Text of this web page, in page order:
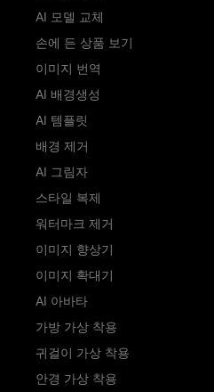
AI 모델 교체
손에 든 상품 보기
이미지 번역
AI 배경생성
AI 템플릿
배경 제거
AI 그림자
스타일 복제
워터마크 제거
이미지 향상기
이미지 확대기
AI 아바타
가방 가상 착용
귀걸이 가상 착용
안경 가상 착용